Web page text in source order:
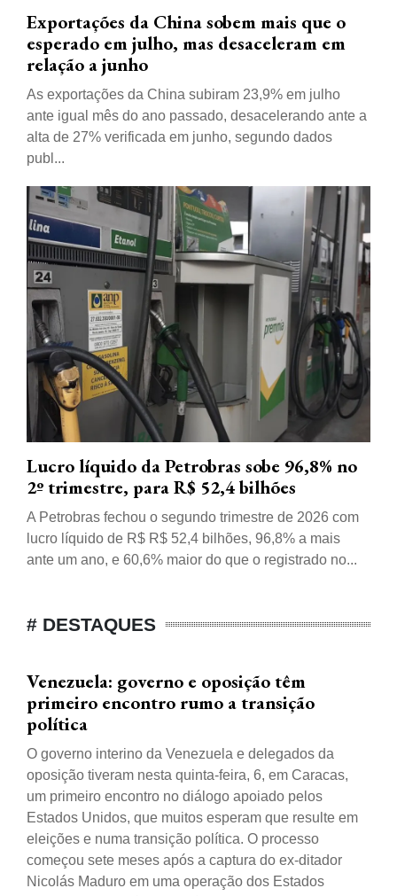
Exportações da China sobem mais que o
esperado em julho, mas desaceleram em
relação a junho
As exportações da China subiram 23,9% em julho
ante igual mês do ano passado, desacelerando ante a
alta de 27% verificada em junho, segundo dados
publ...
Lucro líquido da Petrobras sobe 96,8% no
2º trimestre, para R$ 52,4 bilhões
A Petrobras fechou o segundo trimestre de 2026 com
lucro líquido de R$ R$ 52,4 bilhões, 96,8% a mais
ante um ano, e 60,6% maior do que o registrado no...
# DESTAQUES
Venezuela: governo e oposição têm
primeiro encontro rumo a transição
política
O governo interino da Venezuela e delegados da
oposição tiveram nesta quinta-feira, 6, em Caracas,
um primeiro encontro no diálogo apoiado pelos
Estados Unidos, que muitos esperam que resulte em
eleições e numa transição política. O processo
começou sete meses após a captura do ex-ditador
Nicolás Maduro em uma operação dos Estados